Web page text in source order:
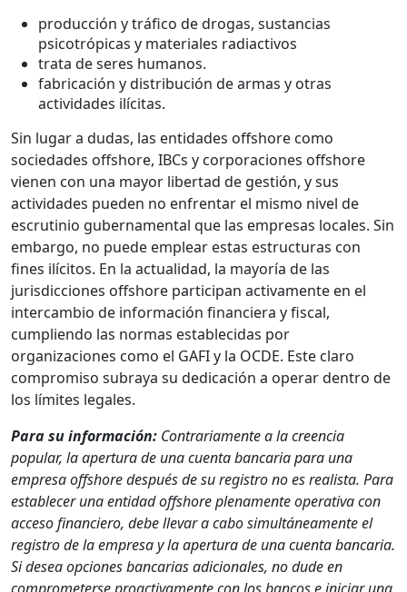
producción y tráfico de drogas, sustancias
psicotrópicas y materiales radiactivos
trata de seres humanos.
fabricación y distribución de armas y otras
actividades ilícitas.
Sin lugar a dudas, las entidades offshore como
sociedades offshore, IBCs y corporaciones offshore
vienen con una mayor libertad de gestión, y sus
actividades pueden no enfrentar el mismo nivel de
escrutinio gubernamental que las empresas locales. Sin
embargo, no puede emplear estas estructuras con
fines ilícitos. En la actualidad, la mayoría de las
jurisdicciones offshore participan activamente en el
intercambio de información financiera y fiscal,
cumpliendo las normas establecidas por
organizaciones como el GAFI y la OCDE. Este claro
compromiso subraya su dedicación a operar dentro de
los límites legales.
Para su información: Contrariamente a la creencia
popular, la apertura de una cuenta bancaria para una
empresa offshore después de su registro no es realista. Para
establecer una entidad offshore plenamente operativa con
acceso financiero, debe llevar a cabo simultáneamente el
registro de la empresa y la apertura de una cuenta bancaria.
Si desea opciones bancarias adicionales, no dude en